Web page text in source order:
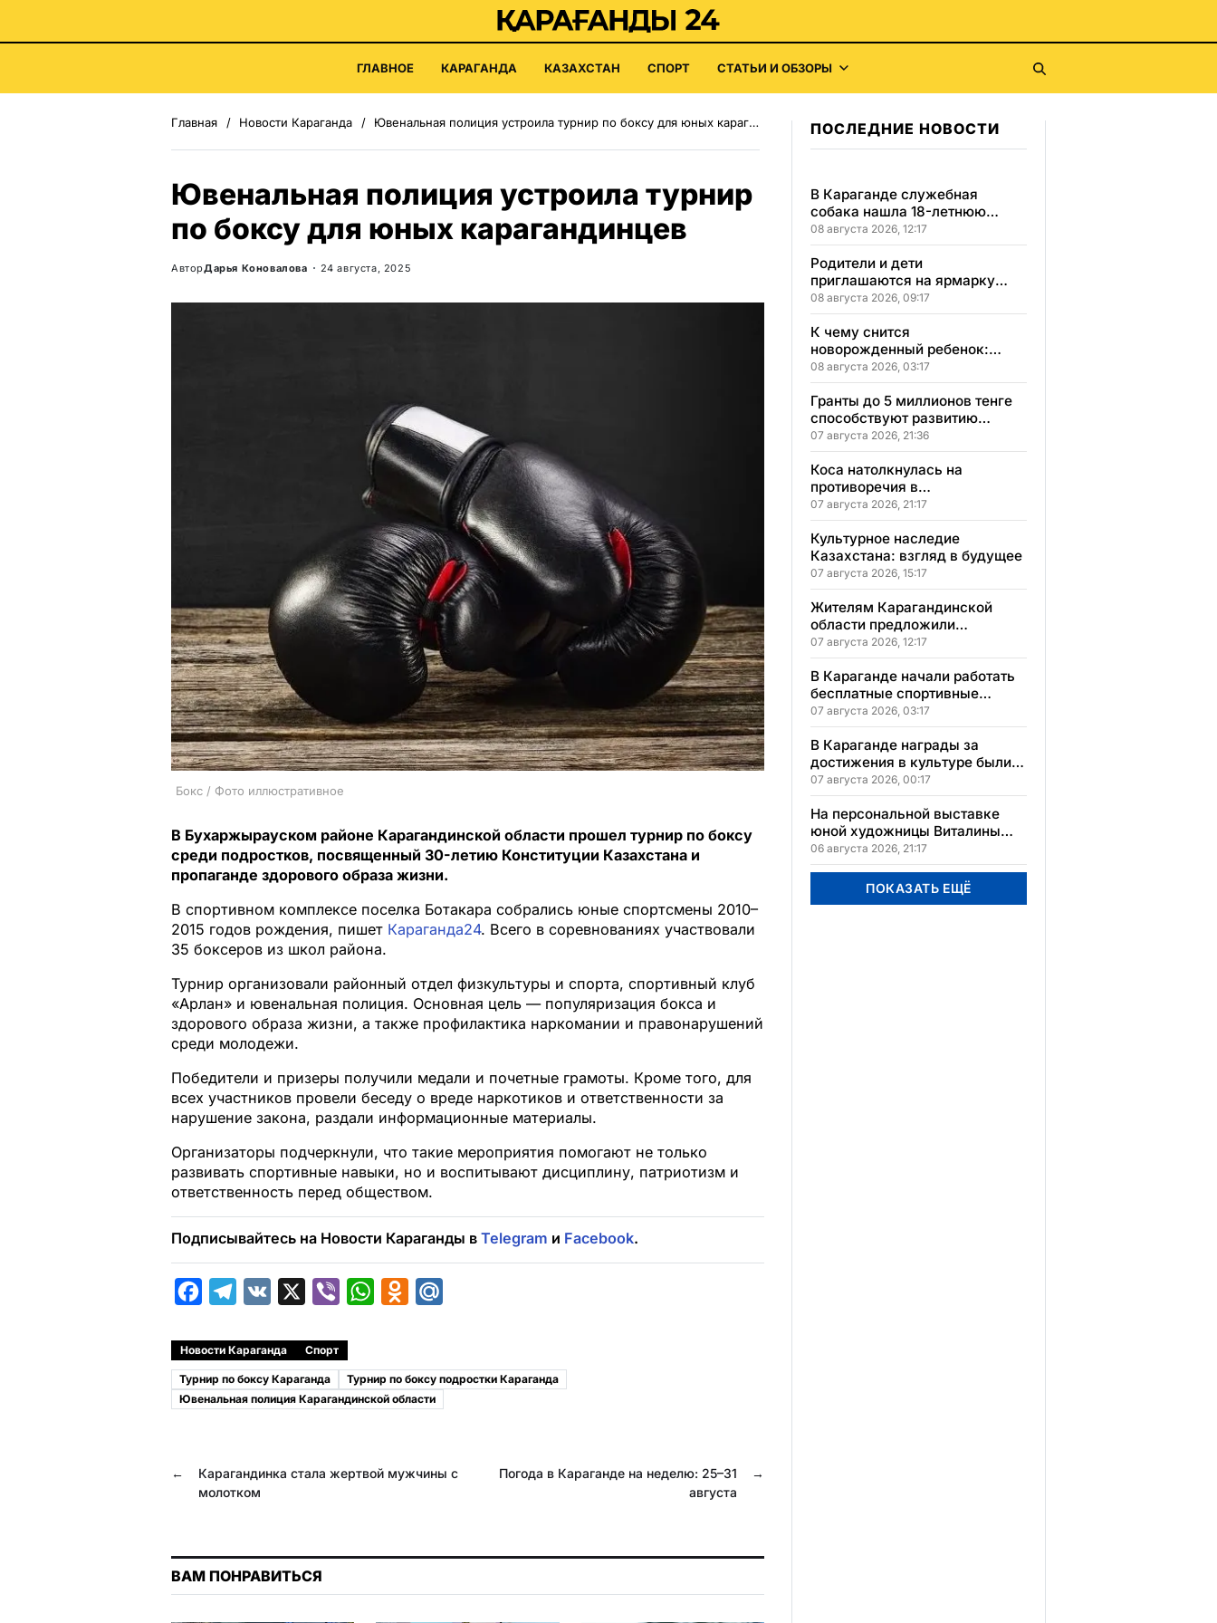
ГЛАВНОЕ КАРАГАНДА КАЗАХСТАН СПОРТ СТАТЬИ И ОБЗОРЫ
Главная Новости Караганда Ювенальная полиция устроила турнир по боксу для юных карагандинцев
Ювенальная полиция устроила турнир
по боксу для юных карагандинцев
АвторДарья Коновалова 24 августа, 2025
Бокс / Фото иллюстративное
В Бухаржырауском районе Карагандинской области прошел турнир по боксу
среди подростков, посвященный 30-летию Конституции Казахстана и
пропаганде здорового образа жизни.
В спортивном комплексе поселка Ботакара собрались юные спортсмены 2010–
2015 годов рождения, пишет Караганда24. Всего в соревнованиях участвовали
35 боксеров из школ района.
Турнир организовали районный отдел физкультуры и спорта, спортивный клуб
«Арлан» и ювенальная полиция. Основная цель — популяризация бокса и
здорового образа жизни, а также профилактика наркомании и правонарушений
среди молодежи.
Победители и призеры получили медали и почетные грамоты. Кроме того, для
всех участников провели беседу о вреде наркотиков и ответственности за
нарушение закона, раздали информационные материалы.
Организаторы подчеркнули, что такие мероприятия помогают не только
развивать спортивные навыки, но и воспитывают дисциплину, патриотизм и
ответственность перед обществом.
Подписывайтесь на Новости Караганды в Telegram и Facebook.
c
e
b
k
l
e
g
m
b
e
r
W
t
s
p
o
k
s
i
k
i
l
Новости Караганда Спорт
Турнир по боксу Караганда
Турнир по боксу подростки Караганда
Ювенальная полиция Карагандинской области
←
Карагандинка стала жертвой мужчины с
молотком
→
Погода в Караганде на неделю: 25–31
августа
ВАМ ПОНРАВИТЬСЯ
ПОСЛЕДНИЕ НОВОСТИ
В Караганде служебная
собака нашла 18-летнюю
девушку, пропавшую после
свидания
08 августа 2026, 12:17
Родители и дети
приглашаются на ярмарку
школьной одежды в
Казахстане
08 августа 2026, 09:17
К чему снится
новорожденный ребенок:
сонник, толкование и
значение сна
08 августа 2026, 03:17
Гранты до 5 миллионов тенге
способствуют развитию
социального бизнеса в
Карагандинской области
07 августа 2026, 21:36
Коса натолкнулась на
противоречия в
Карагандинской области
07 августа 2026, 21:17
Культурное наследие
Казахстана: взгляд в будущее
07 августа 2026, 15:17
Жителям Карагандинской
области предложили
бесплатное обучение с
гарантией трудоустройства
07 августа 2026, 12:17
В Караганде начали работать
бесплатные спортивные
секции для детей с
инвалидностью
07 августа 2026, 03:17
В Караганде награды за
достижения в культуре были
вручены 5 лауреатам
07 августа 2026, 00:17
На персональной выставке
юной художницы Виталины
представлено 156 работ
06 августа 2026, 21:17
ПОКАЗАТЬ ЕЩЁ